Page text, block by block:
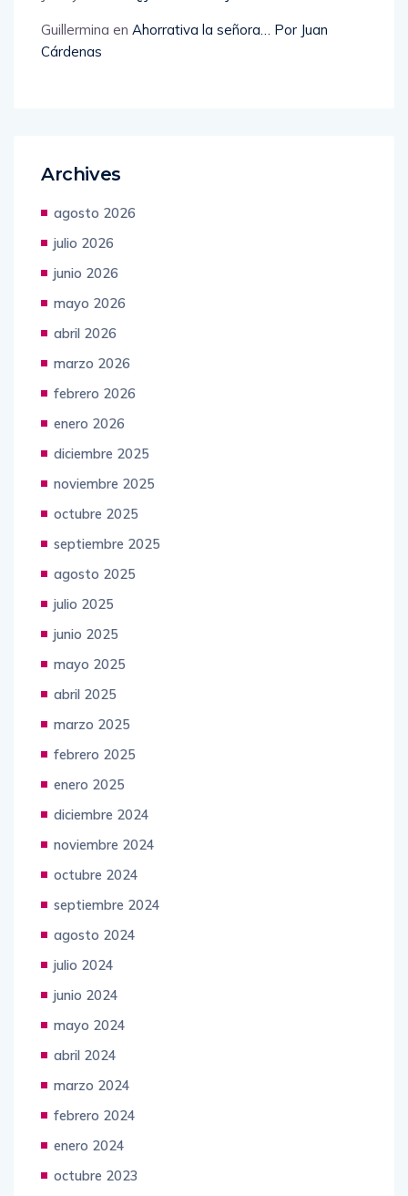
Guillermina en Ahorrativa la señora… Por Juan
Cárdenas
Archives
agosto 2026
julio 2026
junio 2026
mayo 2026
abril 2026
marzo 2026
febrero 2026
enero 2026
diciembre 2025
noviembre 2025
octubre 2025
septiembre 2025
agosto 2025
julio 2025
junio 2025
mayo 2025
abril 2025
marzo 2025
febrero 2025
enero 2025
diciembre 2024
noviembre 2024
octubre 2024
septiembre 2024
agosto 2024
julio 2024
junio 2024
mayo 2024
abril 2024
marzo 2024
febrero 2024
enero 2024
octubre 2023